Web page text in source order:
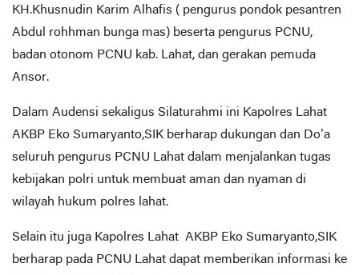
KH.Khusnudin Karim Alhafis ( pengurus pondok pesantren
Abdul rohhman bunga mas) beserta pengurus PCNU,
badan otonom PCNU kab. Lahat, dan gerakan pemuda
Ansor.
Dalam Audensi sekaligus Silaturahmi ini Kapolres Lahat
AKBP Eko Sumaryanto,SIK berharap dukungan dan Do’a
seluruh pengurus PCNU Lahat dalam menjalankan tugas
kebijakan polri untuk membuat aman dan nyaman di
wilayah hukum polres lahat.
Selain itu juga Kapolres Lahat AKBP Eko Sumaryanto,SIK
berharap pada PCNU Lahat dapat memberikan informasi ke